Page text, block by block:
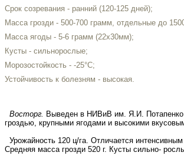
Срок созревания - ранний (120-125 дней);
Масса грозди - 500-700 грамм, отдельные до
Масса ягоды - 5-6 грамм (22х30мм);
Кусты - сильнорослые;
Морозостойкость - -25°С;
Устойчивость к болезням - высокая.
Восторг. Выведен в НИВиВ им. Я.И. Потапенко
гроздью, крупными ягодами и высокими
Урожайность 120 ц/га. Отличается
Средняя масса грозди 520 г. Кусты сильно-